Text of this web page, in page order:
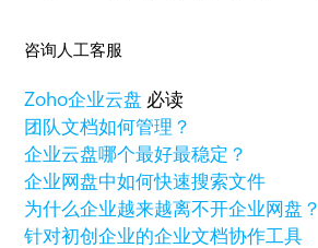
咨询人工客服
Zoho企业云盘 必读
团队文档如何管理？
企业云盘哪个最好最稳定？
企业网盘中如何快速搜索文件
为什么企业越来越离不开企业网盘？
针对初创企业的企业文档协作工具